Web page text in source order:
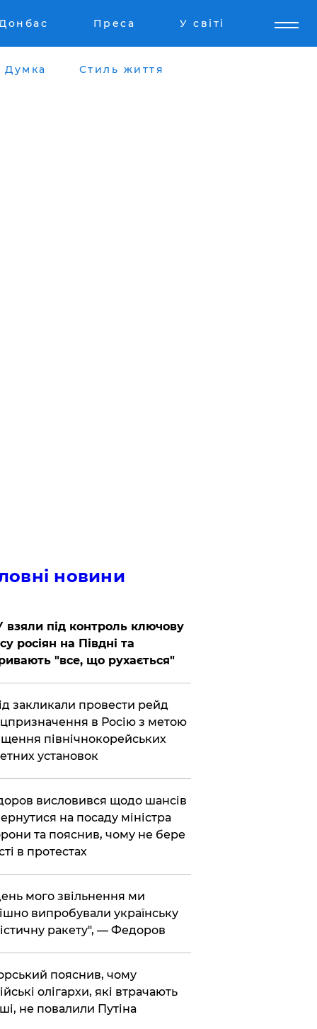
Преса У світі
Думка Стиль життя
новини
взяли під контроль ключову
росіян на Півдні та
"все, що рухається"
закликали провести рейд
в Росію з метою
північнокорейських
установок
висловився щодо шансів
на посаду міністра
та пояснив, чому не бере
в протестах
мого звільнення ми
випробували українську
ракету", — Федоров
пояснив, чому
олігархи, які втрачають
не повалили Путіна